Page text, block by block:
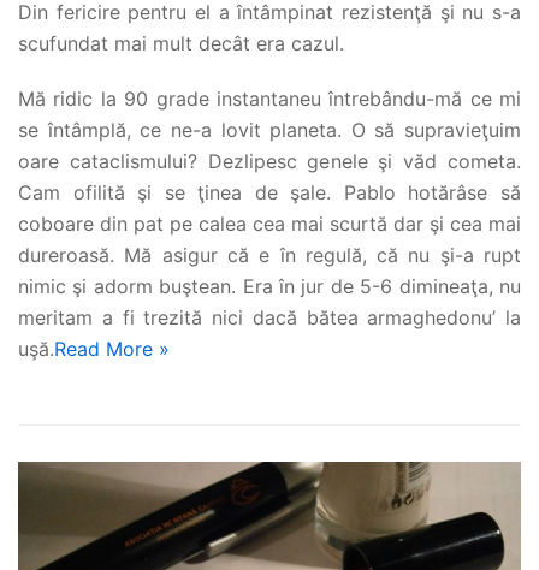
Din fericire pentru el a întâmpinat rezistenţă şi nu s-a
scufundat mai mult decât era cazul.
Mă ridic la 90 grade instantaneu întrebându-mă ce mi
se întâmplă, ce ne-a lovit planeta. O să supravieţuim
oare cataclismului? Dezlipesc genele şi văd cometa.
Cam ofilită şi se ţinea de şale. Pablo hotărâse să
coboare din pat pe calea cea mai scurtă dar şi cea mai
dureroasă. Mă asigur că e în regulă, că nu şi-a rupt
nimic şi adorm buştean. Era în jur de 5-6 dimineaţa, nu
meritam a fi trezită nici dacă bătea armaghedonu’ la
uşă.Read More »